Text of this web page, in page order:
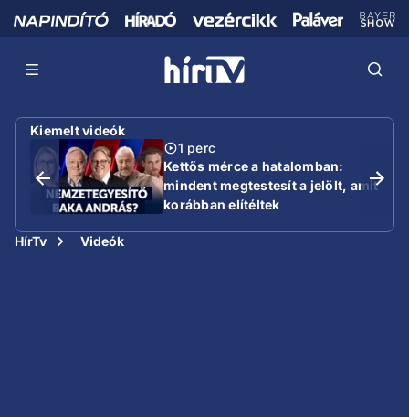
Kiemelt videók
1 perc
Kettős mérce a hatalomban:
mindent megtestesít a jelölt, amit
korábban elítéltek
HírTv Videók